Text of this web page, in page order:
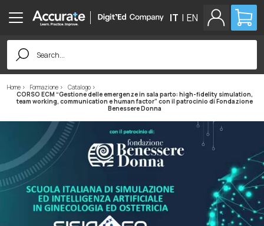
IT | EN
Search
for:
Home Formazione
Catalogo
CORSO ECM “Gestione delle emergenze in sala parto: high-fidelity simulation,
team working, communication e human factor” con il patrocinio di Fondazione
Benessere Donna